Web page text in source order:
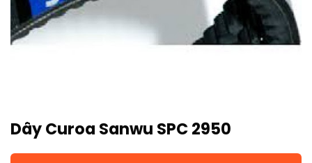
Dây Curoa Sanwu SPC 2950